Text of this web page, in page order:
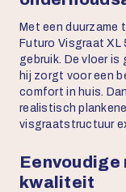
Met een duurzame
Futuro Visgraat
gebruik. De vloer
hij zorgt voor een
comfort in huis.
realistisch
visgraatstructuur
kwaliteit